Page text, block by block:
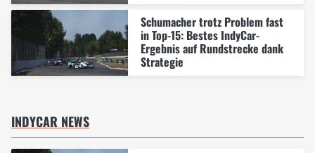
Schumacher trotz Problem fast
in Top-15: Bestes IndyCar-
Ergebnis auf Rundstrecke dank
Strategie
INDYCAR NEWS